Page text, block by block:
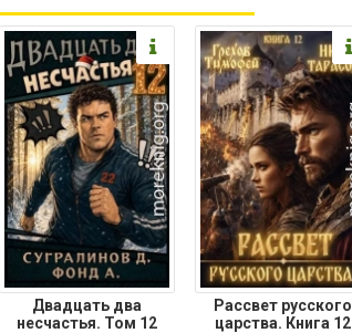
Двадцать два
несчастья. Том 12
Рассвет русского
царства. Книга 12